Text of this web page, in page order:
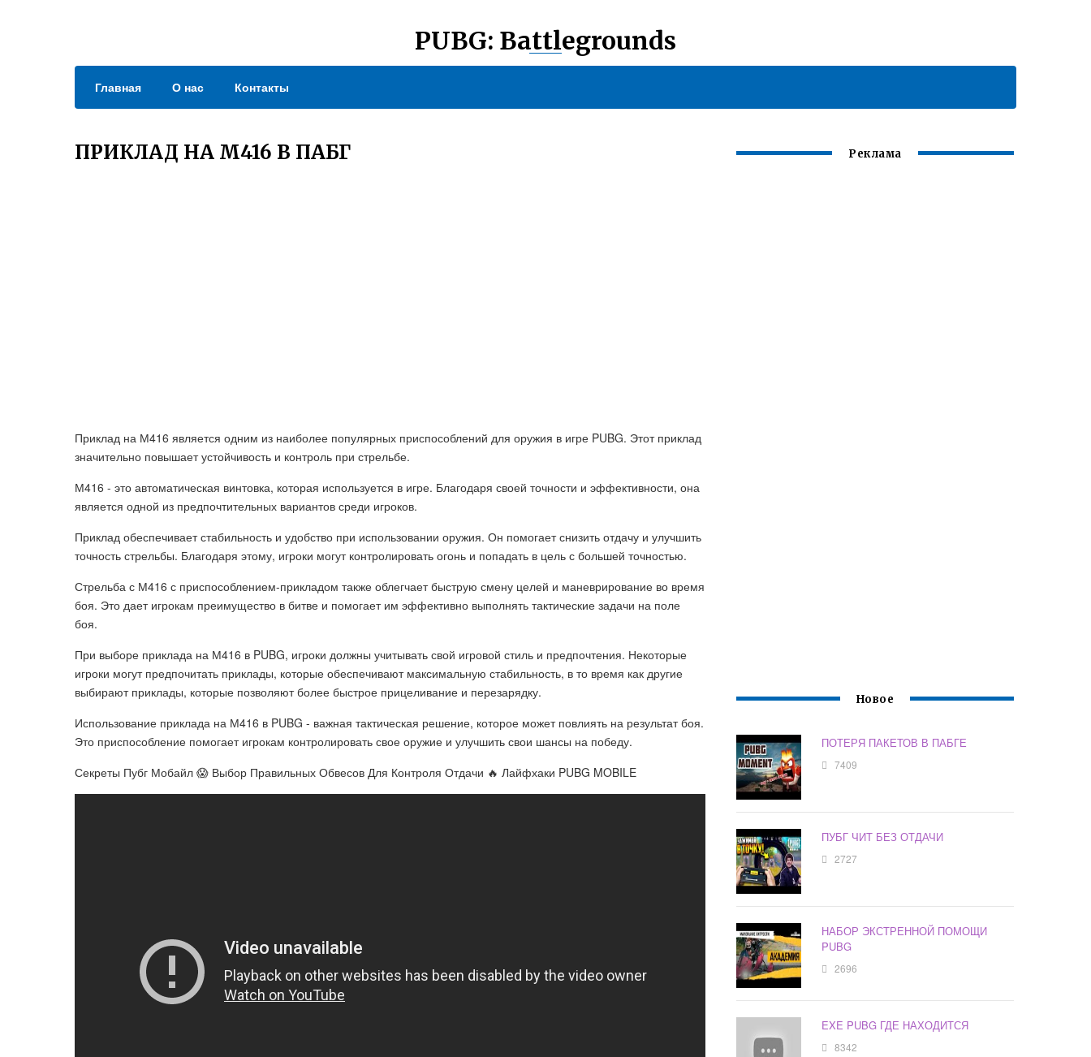
PUBG: Battlegrounds
Главная О нас Контакты
ПРИКЛАД НА М416 В ПАБГ
Приклад на М416 является одним из наиболее популярных приспособлений для оружия в игре PUBG. Этот приклад
значительно повышает устойчивость и контроль при стрельбе.
М416 - это автоматическая винтовка, которая используется в игре. Благодаря своей точности и эффективности, она
является одной из предпочтительных вариантов среди игроков.
Приклад обеспечивает стабильность и удобство при использовании оружия. Он помогает снизить отдачу и улучшить
точность стрельбы. Благодаря этому, игроки могут контролировать огонь и попадать в цель с большей точностью.
Стрельба с М416 с приспособлением-прикладом также облегчает быструю смену целей и маневрирование во время
боя. Это дает игрокам преимущество в битве и помогает им эффективно выполнять тактические задачи на поле
боя.
При выборе приклада на М416 в PUBG, игроки должны учитывать свой игровой стиль и предпочтения. Некоторые
игроки могут предпочитать приклады, которые обеспечивают максимальную стабильность, в то время как другие
выбирают приклады, которые позволяют более быстрое прицеливание и перезарядку.
Использование приклада на М416 в PUBG - важная тактическая решение, которое может повлиять на результат боя.
Это приспособление помогает игрокам контролировать свое оружие и улучшить свои шансы на победу.
Секреты Пубг Мобайл 😱 Выбор Правильных Обвесов Для Контроля Отдачи 🔥 Лайфхаки PUBG MOBILE
Реклама
Новое
ПОТЕРЯ ПАКЕТОВ В ПАБГЕ
7409
ПУБГ ЧИТ БЕЗ ОТДАЧИ
2727
НАБОР ЭКСТРЕННОЙ ПОМОЩИ
PUBG
2696
EXE PUBG ГДЕ НАХОДИТСЯ
8342